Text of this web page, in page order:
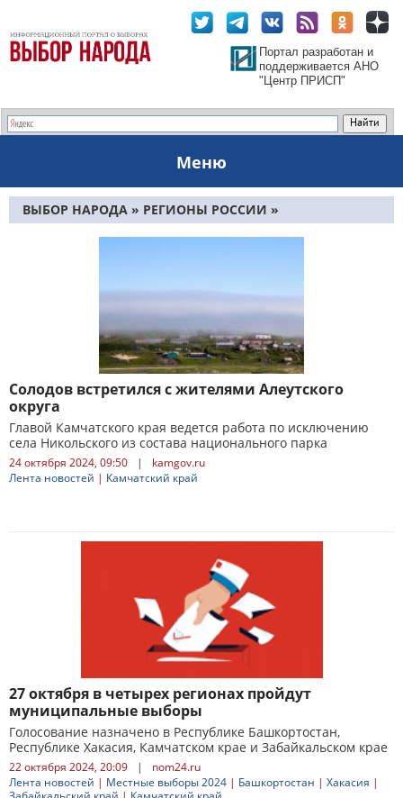
Портал разработан и
поддерживается АНО
"Центр ПРИСП"
Меню
ВЫБОР НАРОДА » РЕГИОНЫ РОССИИ »
ДАЛЬНЕВОСТОЧНЫЙ ФО»КАМЧАТСКИЙ КРАЙ
Солодов встретился с жителями Алеутского
округа
Главой Камчатского края ведется работа по исключению
села Никольского из состава национального парка
24 октября 2024, 09:50 |
kamgov.ru
Лента новостей | Камчатский край
27 октября в четырех регионах пройдут
муниципальные выборы
Голосование назначено в Республике Башкортостан,
Республике Хакасия, Камчатском крае и Забайкальском крае
22 октября 2024, 20:09 |
nom24.ru
Лента новостей | Местные выборы 2024 | Башкортостан | Хакасия |